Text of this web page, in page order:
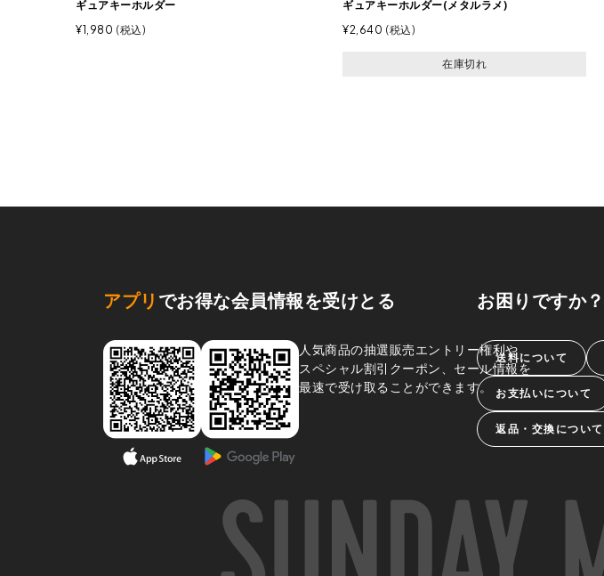
ギュアキーホルダー
¥1,980 税込
ギュアキーホルダー(メタルラメ)
¥2,640 税込
在庫切れ
アプリ でお得な会員情報を受けとる
人気商品の抽選販売エントリー権利や、
スペシャル割引クーポン、セール情報を
最速で受け取ることができます。
お困りですか？
送料について
お支払いについて
返品・交換について